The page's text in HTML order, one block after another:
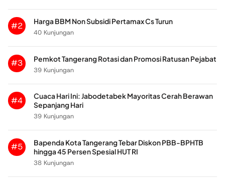
#2
Harga BBM Non Subsidi Pertamax Cs Turun
40 Kunjungan
#3
Pemkot Tangerang Rotasi dan Promosi Ratusan Pejabat
39 Kunjungan
#4
Cuaca Hari Ini: Jabodetabek Mayoritas Cerah Berawan
Sepanjang Hari
39 Kunjungan
#5
Bapenda Kota Tangerang Tebar Diskon PBB-BPHTB
hingga 45 Persen Spesial HUT RI
38 Kunjungan